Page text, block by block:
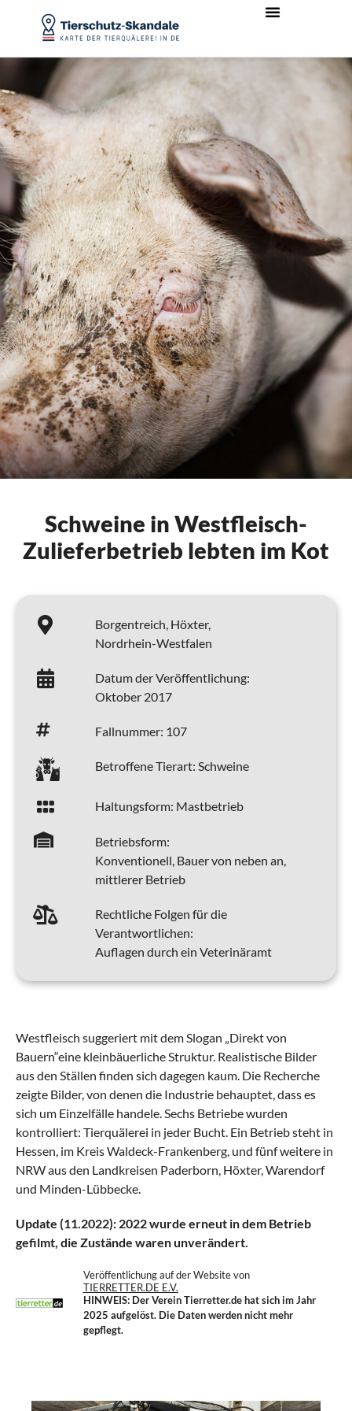
Schweine in Westfleisch-
Zulieferbetrieb lebten im Kot
Borgentreich, Höxter,
Nordrhein-Westfalen
Datum der Veröffentlichung:
Oktober 2017
Fallnummer: 107
Betroffene Tierart: Schweine
Haltungsform: Mastbetrieb
Betriebsform:
Konventionell, Bauer von neben an,
mittlerer Betrieb
Rechtliche Folgen für die
Verantwortlichen:
Auflagen durch ein Veterinäramt
Westfleisch suggeriert mit dem Slogan „Direkt von
Bauern“eine kleinbäuerliche Struktur. Realistische Bilder
aus den Ställen finden sich dagegen kaum. Die Recherche
zeigte Bilder, von denen die Industrie behauptet, dass es
sich um Einzelfälle handele. Sechs Betriebe wurden
kontrolliert: Tierquälerei in jeder Bucht. Ein Betrieb steht in
Hessen, im Kreis Waldeck-Frankenberg, und fünf weitere in
NRW aus den Landkreisen Paderborn, Höxter, Warendorf
und Minden-Lübbecke.
Update (11.2022): 2022 wurde erneut in dem Betrieb
gefilmt, die Zustände waren unverändert.
Veröffentlichung auf der Website von
TIERRETTER.DE E.V.
HINWEIS: Der Verein Tierretter.dehat sich im Jahr
2025 aufgelöst. Die Daten werden nicht mehr
gepflegt.